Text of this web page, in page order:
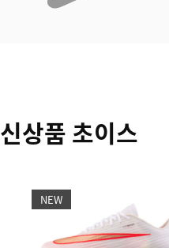
신상품 초이스
NEW